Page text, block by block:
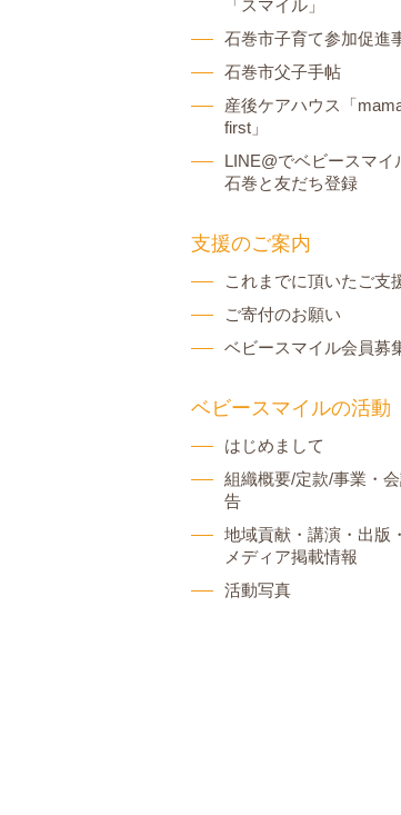
「スマイル」
石巻市子育て参加促進
石巻市父子手帖
産後ケアハウス「
first」
LINE@でベビースマイ
石巻と友だち登録
支援のご案内
これまでに頂いたご支
ご寄付のお願い
ベビースマイル会員募
ベビースマイルの活動
はじめまして
組織概要/定款/事業・
告
地域貢献・講演・出版・
メディア掲載情報
活動写真